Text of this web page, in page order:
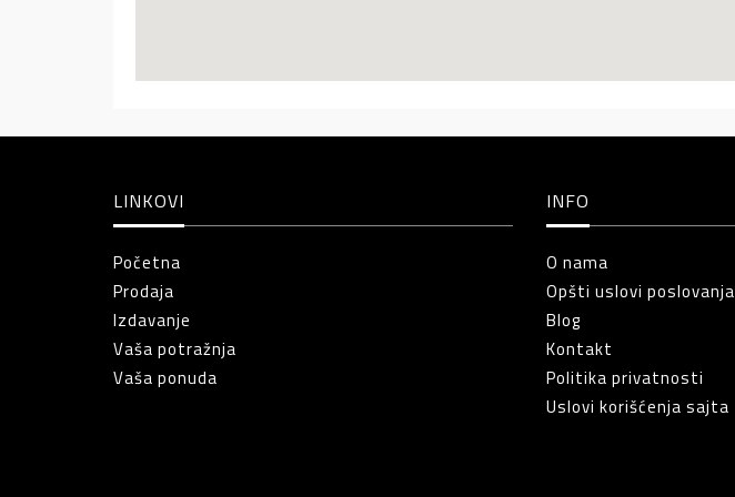
LINKOVI
Početna
Prodaja
Izdavanje
Vaša potražnja
Vaša ponuda
INFO
O nama
Opšti uslovi poslovanja
Blog
Kontakt
Politika privatnosti
Uslovi korišćenja sajta